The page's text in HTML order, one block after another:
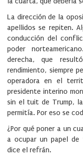
La dirección de la
apellidos se repiten.
conducción del
poder
derecha, que
rendimiento, siempre
operadora en el
presidente interino
sin el tuit de Trump,
permitía. Por eso se
¿Por qué poner a un
a ocupar un papel de
dice el refrán.